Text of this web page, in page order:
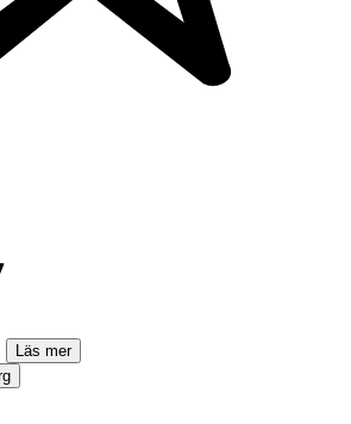
Läs mer